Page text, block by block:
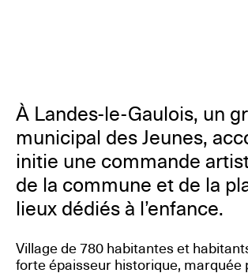
À Landes-le-Gaulois, un
municipal des Jeunes,
initie une commande
de la commune et de la
lieux dédiés à l’enfance.
Village de 780 habitantes et
forte épaisseur historique, marquée